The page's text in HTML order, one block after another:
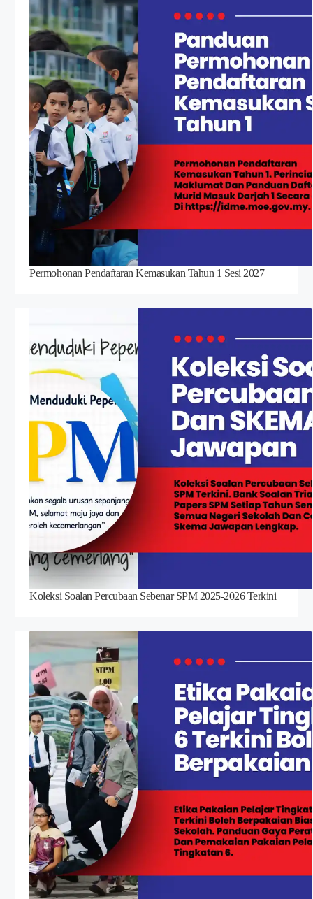
Permohonan Pendaftaran Kemasukan Tahun 1 Sesi 2027
Koleksi Soalan Percubaan Sebenar SPM 2025-2026 Terkini